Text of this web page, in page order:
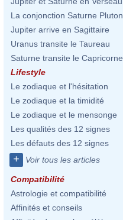
La conjonction Saturne Pluton
Jupiter arrive en Sagittaire
Uranus transite le Taureau
Saturne transite le Capricorne
Lifestyle
Le zodiaque et l'hésitation
Le zodiaque et la timidité
Le zodiaque et le mensonge
Les qualités des 12 signes
Les défauts des 12 signes
+ Voir tous les articles
Compatibilité
Astrologie et compatibilité
Affinités et conseils